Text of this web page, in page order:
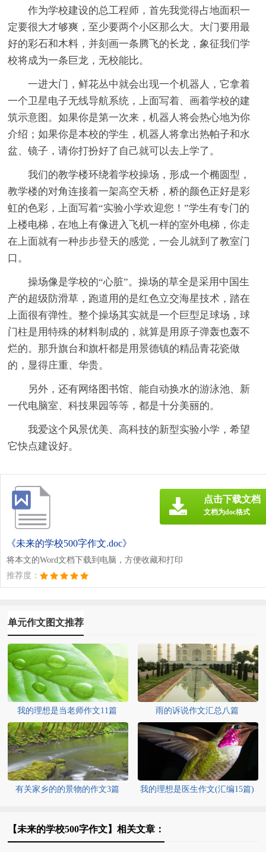
作为学校建设的总工程师，首先我觉得占地面积一
定要很大才够爽，至少要两个小区那么大。大门要用最
好的彩石和木料，并刻画一条腾飞的长龙，象征我们学
校将成为一条巨龙，无校能比。
一进大门，鲜花丛中就会出现一个机器人，它拿着
一个卫星电子无线导航系统，上面写着、画着学校的建
筑示意图。如果你是第一次来，机器人将会热心地为你
介绍；如果你是本校的学生，机器人将拿出热帕子和水
盆、镜子，请你打扮好了自己就可以去上学了。
我们的教学楼环绕着学校操场，形成一个椭圆型，
教学楼的对角连接着一架高空天桥，桥的颜色正好是彩
虹的色彩，上面写着“实验小学欢迎您！”学生有专门的
上楼电梯，在地上有像进入飞机一样的室外电梯，你走
在上面就有一种步步登天的感觉，一会儿就到了教室门
口。
操场像是学校的“心脏”。操场的草全是采用中国生
产的超级防滑草，跑道用的是红色立交海星技术，踏在
上面很有弹性。整个操场其实就是一个巨型足球场，球
门柱是用特殊的材料制成的，就算是用原子弹轰也轰不
烂的。那升旗台和旗杆都是用景德镇的精品青花瓷做
的，显得庄重、华贵。
另外，还有网络图书馆、能自动换水的游泳池、新
一代电脑室、科技果园等等，都是十分美丽的。
我爱这个风景优美、高科技的新型实验小学，希望
它快点建设好。
《未来的学校500字作文.doc》
将本文的Word文档下载到电脑，方便收藏和打印
推荐度：
点击下载文档
文档为doc格式
单元作文图文推荐
我的理想是当老师作文11篇 雨的诉说作文汇总八篇
有关家乡的的景物的作文3篇 我的理想是医生作文(汇编15篇)
【未来的学校500字作文】相关文章：